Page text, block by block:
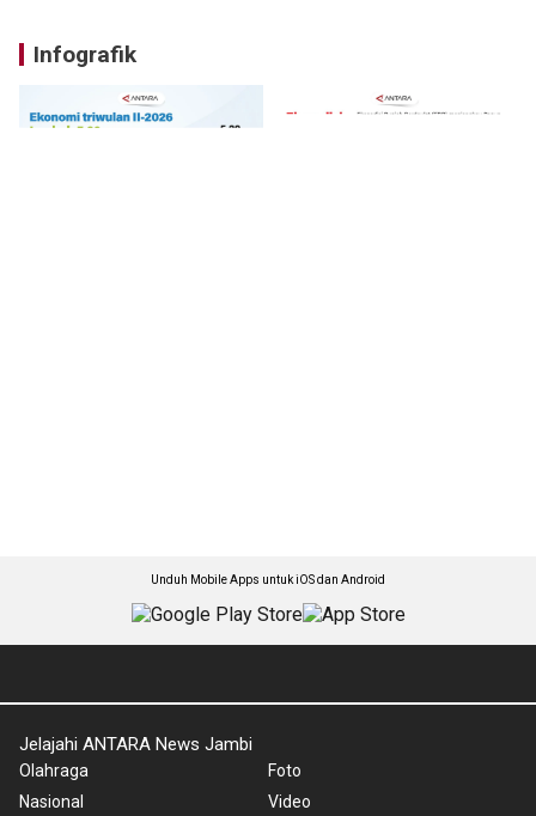
Infografik
Unduh Mobile Apps untuk iOS dan Android
Jelajahi ANTARA News Jambi
Olahraga
Nasional
Foto
Video